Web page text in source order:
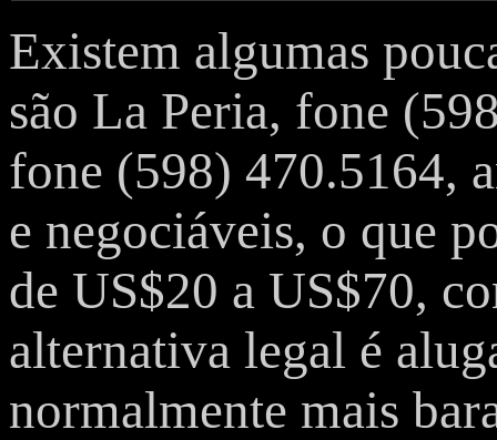
Existem algumas
são La Peria, fone
fone (598) 470.5164,
e negociáveis, o que
de US$20 a US$70,
alternativa legal é
normalmente mais